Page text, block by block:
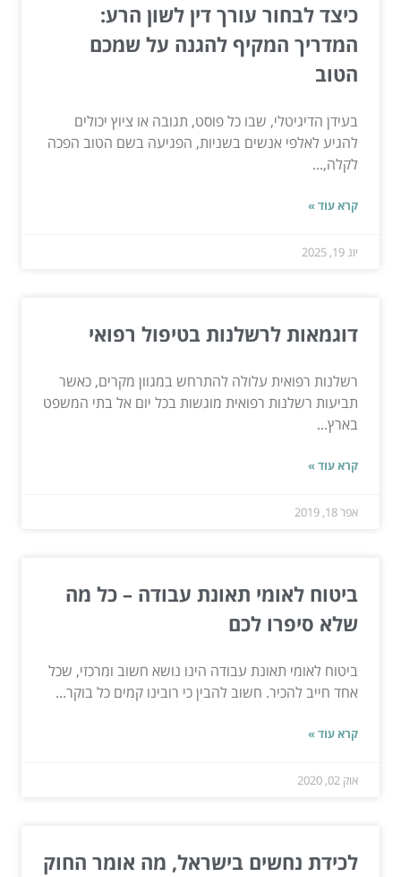
כיצד לבחור עורך דין לשון הרע:
המדריך המקיף להגנה על שמכם
הטוב
בעידן הדיגיטלי, שבו כל פוסט, תגובה או ציוץ יכולים
להגיע לאלפי אנשים בשניות, הפגיעה בשם הטוב הפכה
לקלה,...
קרא עוד »
יונ 19, 2025
דוגמאות לרשלנות בטיפול רפואי
רשלנות רפואית עלולה להתרחש במגוון מקרים, כאשר
תביעות רשלנות רפואית מוגשות בכל יום אל בתי המשפט
בארץ...
קרא עוד »
אפר 18, 2019
ביטוח לאומי תאונת עבודה – כל מה
שלא סיפרו לכם
ביטוח לאומי תאונת עבודה הינו נושא חשוב ומרכזי, שכל
אחד חייב להכיר. חשוב להבין כי רובינו קמים כל בוקר...
קרא עוד »
אוק 02, 2020
לכידת נחשים בישראל, מה אומר החוק